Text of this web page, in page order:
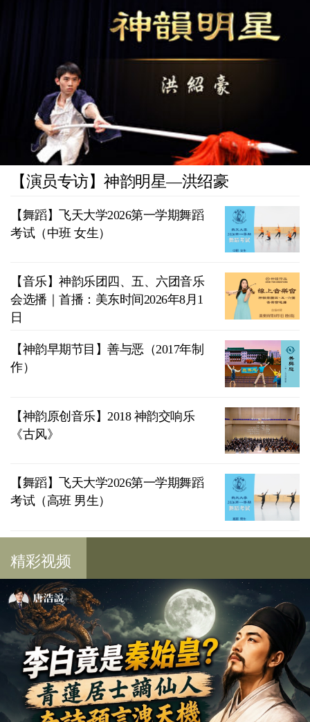
【演员专访】神韵明星—洪绍豪
【舞蹈】飞天大学2026第一学期舞蹈
考试（中班 女生）
【音乐】神韵乐团四、五、六团音乐
会选播｜首播：美东时间2026年8月1
日
【神韵早期节目】善与恶（2017年制
作）
【神韵原创音乐】2018 神韵交响乐
《古风》
【舞蹈】飞天大学2026第一学期舞蹈
考试（高班 男生）
精彩视频